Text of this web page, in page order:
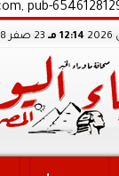
pub-
12:14 مـ 23 صفر 1448